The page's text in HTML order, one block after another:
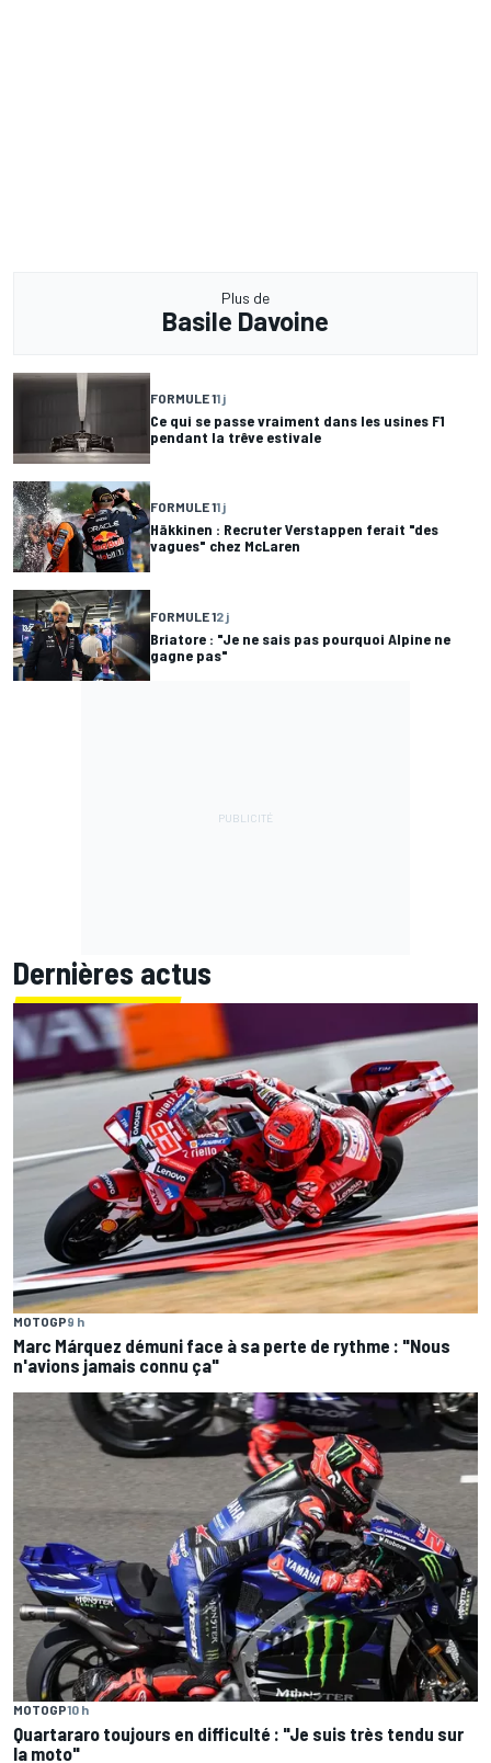
Plus de
Basile Davoine
FORMULE 11 j
Ce qui se passe vraiment dans les usines F1
pendant la trêve estivale
FORMULE 11 j
Häkkinen : Recruter Verstappen ferait "des
vagues" chez McLaren
FORMULE 12 j
Briatore : "Je ne sais pas pourquoi Alpine ne
gagne pas"
Dernières actus
MOTOGP9 h
Marc Márquez démuni face à sa perte de rythme : "Nous
n'avions jamais connu ça"
MOTOGP10 h
Quartararo toujours en difficulté : "Je suis très tendu sur
la moto"